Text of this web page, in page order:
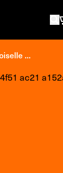
...